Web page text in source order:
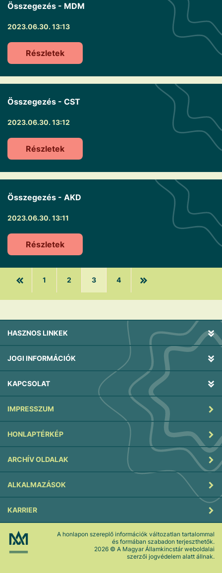
Összegezés - MDM
2023.06.30. 13:13
Részletek
Összegezés - CST
2023.06.30. 13:12
Részletek
Összegezés - AKD
2023.06.30. 13:11
Részletek
1 2 3 4
HASZNOS LINKEK
JOGI INFORMÁCIÓK
KAPCSOLAT
IMPRESSZUM
HONLAPTÉRKÉP
ARCHÍV OLDALAK
ALKALMAZÁSOK
KARRIER
A honlapon szereplő információk változatlan tartalommal
és formában szabadon terjeszthetők.
2026 © A Magyar Államkincstár weboldalai
szerzői jogvédelem alatt állnak.